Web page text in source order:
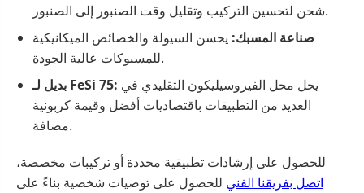
شحن لتحسين التركيب وتقليل وقت الصنبور إلى الصنبور.
صناعة المسبك: يحسن السيولة والخصائص الميكانيكية
للمسبوكات عالية الجودة.
بديل لـ FeSi 75:
العديد من التطبيقات باقتصاديات أفضل وقيمة كربونية
مضافة.
للحصول على إرشادات تطبيقية محددة أو تركيبات مخصصة،
اتصل بفريقنا الفني للحصول على توصيات شخصية بناءً على